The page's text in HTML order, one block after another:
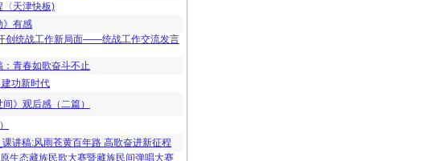
〈天津快板)
》有感
创统战工作新局面——统战工作交流发言
青春如歌奋斗不止
功新时代
》观后感（二篇）
讲稿:风雨苍黄百年路 高歌奋进新征程
生态藏族民歌大赛暨藏族民间弹唱大赛